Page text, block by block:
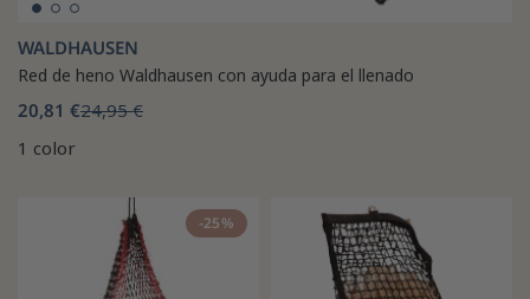
WALDHAUSEN
Red de heno Waldhausen con ayuda para el llenado
20,81 €24,95 €
1 color
-25%